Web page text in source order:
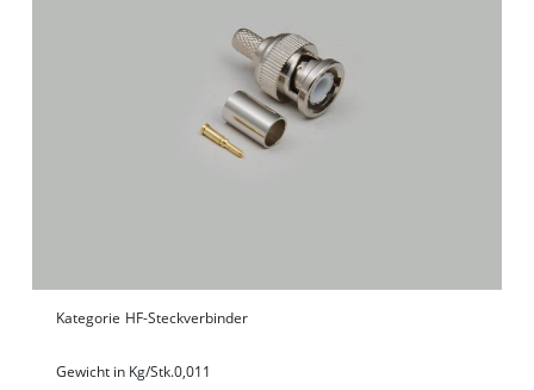
Kategorie HF-Steckverbinder
Gewicht in Kg/Stk.0,011